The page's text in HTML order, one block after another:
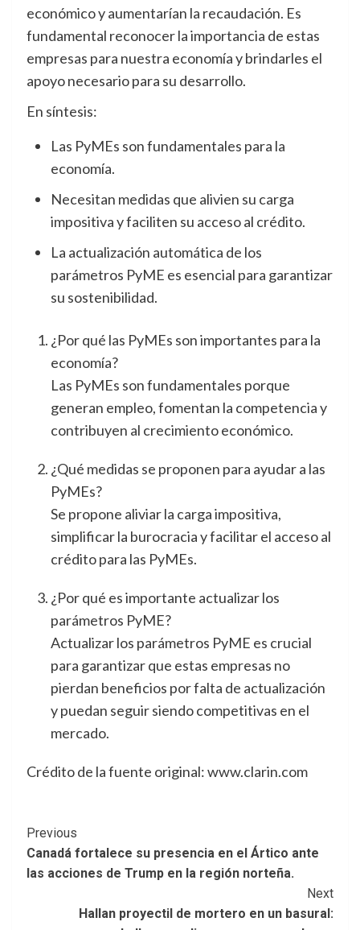
económico y aumentarían la recaudación. Es
fundamental reconocer la importancia de estas
empresas para nuestra economía y brindarles el
apoyo necesario para su desarrollo.
En síntesis:
Las PyMEs son fundamentales para la
economía.
Necesitan medidas que alivien su carga
impositiva y faciliten su acceso al crédito.
La actualización automática de los
parámetros PyME es esencial para garantizar
su sostenibilidad.
¿Por qué las PyMEs son importantes para la
economía?
Las PyMEs son fundamentales porque
generan empleo, fomentan la competencia y
contribuyen al crecimiento económico.
¿Qué medidas se proponen para ayudar a las
PyMEs?
Se propone aliviar la carga impositiva,
simplificar la burocracia y facilitar el acceso al
crédito para las PyMEs.
¿Por qué es importante actualizar los
parámetros PyME?
Actualizar los parámetros PyME es crucial
para garantizar que estas empresas no
pierdan beneficios por falta de actualización
y puedan seguir siendo competitivas en el
mercado.
Crédito de la fuente original: www.clarin.com
Post
Navigation
Previous
Canadá fortalece su presencia en el Ártico ante
las acciones de Trump en la región norteña.
Next
Hallan proyectil de mortero en un basural: